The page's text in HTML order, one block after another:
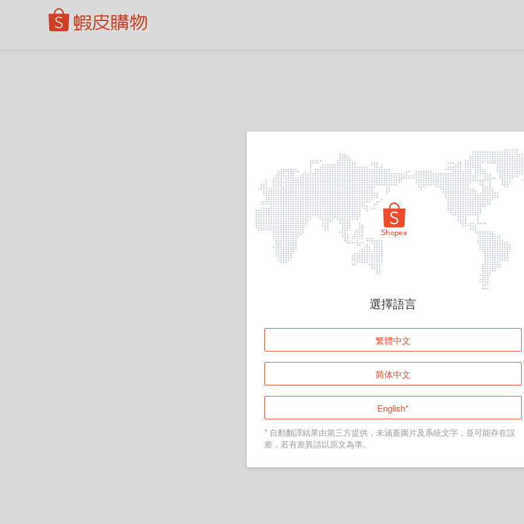
頁面無法顯示
登入
返回首頁
選擇語言
繁體中文
简体中文
English*
* 自動翻譯結果由第三方提供，未涵蓋圖片及系統文字，並可能存在誤
差，若有差異請以原文為準。